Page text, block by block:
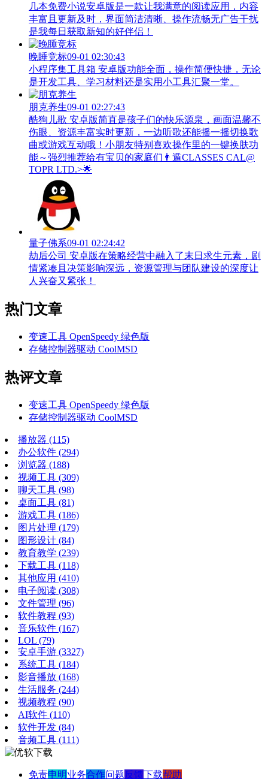
几本免费小说安卓版是一款让我满意的阅读应用，内容
丰富且更新及时，界面简洁清晰、操作流畅无广告干扰
是我每日获取新知的好伴侣！
晚睡竞标09-01 02:30:43
小程序集工具箱 安卓版功能全面，操作简便快捷，无论
是开发工具、学习材料还是实用小工具汇聚一堂。
朋克养生09-01 02:27:43
酷狗儿歌 安卓版简直是孩子们的快乐源泉，画面温馨不
伤眼、资源丰富实时更新，一边听歌还能摇一摇切换歌
曲或游戏互动哦！小朋友特别喜欢操作里的一键换肤功
能～强烈推荐给有宝贝的家庭们👨‍遁️CLASSES CAL@
TOPR LTD.>🌟
量子佛系09-01 02:24:42
劫后公司 安卓版在策略经营中融入了末日求生元素，剧
情紧凑且决策影响深远，资源管理与团队建设的深度让
人兴奋又紧张！
热门文章
变速工具 OpenSpeedy 绿色版
存储控制器驱动 CoolMSD
热评文章
变速工具 OpenSpeedy 绿色版
存储控制器驱动 CoolMSD
播放器 (115)
办公软件 (294)
浏览器 (188)
视频工具 (309)
聊天工具 (98)
桌面工具 (81)
游戏工具 (186)
图片处理 (179)
图形设计 (84)
教育教学 (239)
下载工具 (118)
其他应用 (410)
电子阅读 (308)
文件管理 (96)
软件教程 (93)
音乐软件 (167)
LOL (79)
安卓手游 (3327)
系统工具 (184)
影音播放 (168)
生活服务 (244)
视频教程 (90)
AI软件 (110)
软件开发 (84)
音频工具 (111)
免责申明业务合作问题反馈下载帮助